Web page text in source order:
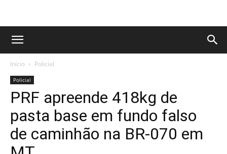
Início Policial
Policial
PRF apreende 418kg de
pasta base em fundo falso
de caminhão na BR-070 em